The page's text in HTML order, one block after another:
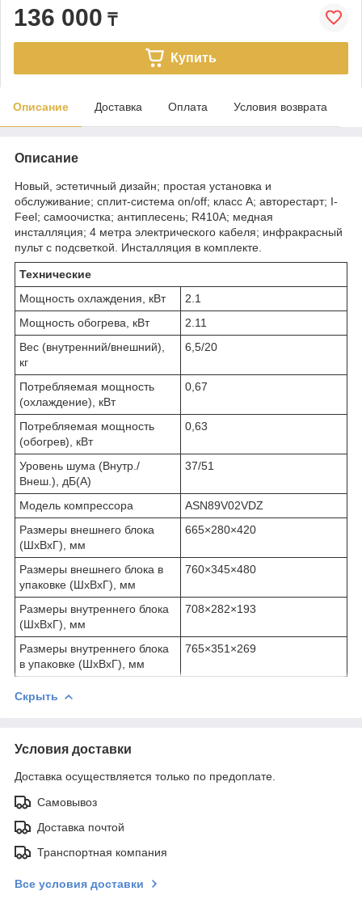
136 000 ₸
Купить
Описание Доставка Оплата Условия возврата
Описание
Новый, эстетичный дизайн; простая установка и
обслуживание; сплит-система on/off; класс A; авторестарт; I-
Feel; самоочистка; антиплесень; R410A; медная
инсталляция; 4 метра электрического кабеля; инфракрасный
пульт с подсветкой. Инсталляция в комплекте.
Технические
Мощность охлаждения, кВт
2.1
Мощность обогрева, кВт
2.11
Вес (внутренний/внешний),
кг
6,5/20
Потребляемая мощность
(охлаждение), кВт
0,67
Потребляемая мощность
(обогрев), кВт
0,63
Уровень шума (Внутр./
Внеш.), дБ(А)
37/51
Модель компрессора
ASN89V02VDZ
Размеры внешнего блока
(ШхВхГ), мм
665×280×420
Размеры внешнего блока в
упаковке (ШхВхГ), мм
760×345×480
Размеры внутреннего блока
(ШхВхГ), мм
708×282×193
Размеры внутреннего блока
в упаковке (ШхВхГ), мм
765×351×269
Скрыть
Условия доставки
Доставка осуществляется только по предоплате.
Самовывоз
Доставка почтой
Транспортная компания
Все условия доставки